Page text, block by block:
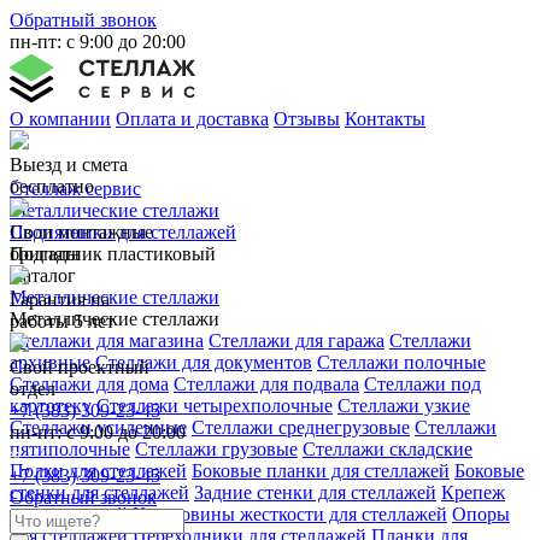
Обратный звонок
пн-пт: с 9:00 до 20:00
О компании Оплата и доставка Отзывы Контакты
Выезд и смета
бесплатно
Свои монтажные
бригады
Гарантия на
работы 5 лет
Свой проектный
отдел
+7 (383) 309-23-45
пн-пт: с 9:00 до 20:00
+7 (383) 309-23-45
Обратный звонок
Стеллаж сервис
Металлические стеллажи
Подпятники для стеллажей
Подпятник пластиковый
Каталог
Металлические стеллажи
Металлические стеллажи
Стеллажи для магазина Стеллажи для гаража Стеллажи
архивные Стеллажи для документов Стеллажи полочные
Стеллажи для дома Стеллажи для подвала Стеллажи под
картотеку Стеллажи четырехполочные Стеллажи узкие
Стеллажи усиленные Стеллажи среднегрузовые Стеллажи
пятиполочные Стеллажи грузовые Стеллажи складские
Полки для стеллажей Боковые планки для стеллажей Боковые
стенки для стеллажей Задние стенки для стеллажей Крепеж
для стеллажей Крестовины жесткости для стеллажей Опоры
для стеллажей Переходники для стеллажей Планки для